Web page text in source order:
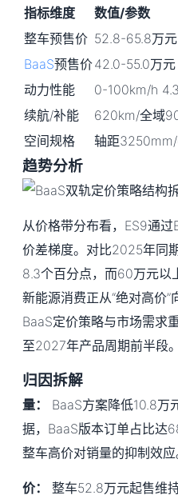
指标维度 数值/参数
整车预售价 52.8-65.8万元
BaaS预售价42.0-55.0万元
动力性能
0-100km/h
续航/补能
620km/全域
空间规格
轴距
趋势分析
从价格带分布看，ES9通
价差梯度。对比2025年同
8.3个百分点，而60万元以
新能源消费正从“绝对高价
BaaS定价策略与市场需求
至2027年产品周期前半段。
归因拆解
量：
BaaS方案降低10.8万
据，BaaS版本订单占比达
整车高价对销量的抑制效应
价：
整车52.8万元起售维